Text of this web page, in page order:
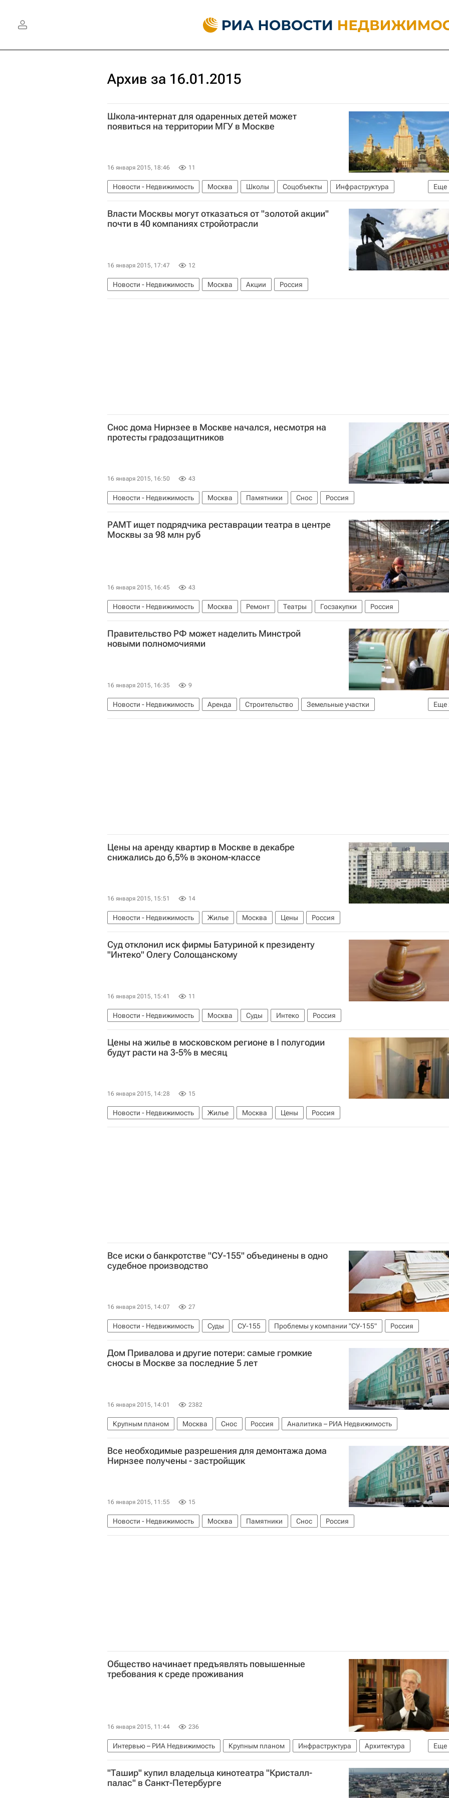
Архив за 16.01.2015
Школа-интернат для одаренных детей может
появиться на территории МГУ в Москве
16 января 2015, 18:46 11
Еще
Новости - Недвижимость Москва Школы Соцобъекты
Инфраструктура
Россия
Власти Москвы могут отказаться от "золотой акции"
почти в 40 компаниях стройотрасли
16 января 2015, 17:47 12
Новости - Недвижимость Москва Акции Россия
Снос дома Нирнзее в Москве начался, несмотря на
протесты градозащитников
16 января 2015, 16:50 43
Новости - Недвижимость Москва Памятники Снос Россия
РАМТ ищет подрядчика реставрации театра в центре
Москвы за 98 млн руб
16 января 2015, 16:45 43
Новости - Недвижимость Москва Ремонт Театры Госзакупки Россия
Правительство РФ может наделить Минстрой
новыми полномочиями
16 января 2015, 16:35 9
Еще
Новости - Недвижимость Аренда Строительство
Земельные участки
Министерство строительства и жилищно-коммунального хозяйства РФ (Минстрой России)
Цены на аренду квартир в Москве в декабре
снижались до 6,5% в эконом-классе
16 января 2015, 15:51 14
Новости - Недвижимость Жилье Москва Цены Россия
Суд отклонил иск фирмы Батуриной к президенту
"Интеко" Олегу Солощанскому
16 января 2015, 15:41 11
Новости - Недвижимость Москва Суды Интеко Россия
Цены на жилье в московском регионе в I полугодии
будут расти на 3-5% в месяц
16 января 2015, 14:28 15
Новости - Недвижимость Жилье Москва Цены Россия
Все иски о банкротстве "СУ-155" объединены в одно
судебное производство
16 января 2015, 14:07 27
Новости - Недвижимость Суды СУ-155 Проблемы у компании "СУ-155" Россия
Дом Привалова и другие потери: самые громкие
сносы в Москве за последние 5 лет
16 января 2015, 14:01 2382
Крупным планом Москва Снос Россия Аналитика – РИА Недвижимость
Все необходимые разрешения для демонтажа дома
Нирнзее получены - застройщик
16 января 2015, 11:55 15
Новости - Недвижимость Москва Памятники Снос Россия
Общество начинает предъявлять повышенные
требования к среде проживания
16 января 2015, 11:44 236
Еще
Интервью – РИА Недвижимость Крупным планом Инфраструктура
Архитектура
Строительство
"Ташир" купил владельца кинотеатра "Кристалл-
палас" в Санкт-Петербурге